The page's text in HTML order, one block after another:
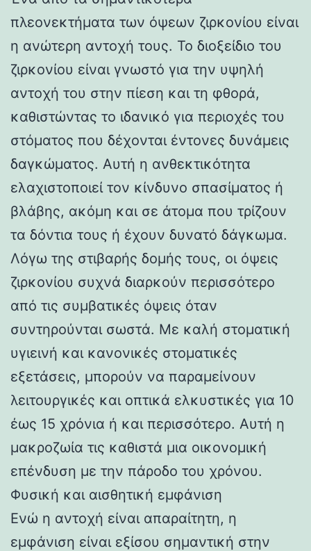
πλεονεκτήματα των όψεων ζιρκονίου είναι
η ανώτερη αντοχή τους. Το διοξείδιο του
ζιρκονίου είναι γνωστό για την υψηλή
αντοχή του στην πίεση και τη φθορά,
καθιστώντας το ιδανικό για περιοχές του
στόματος που δέχονται έντονες δυνάμεις
δαγκώματος. Αυτή η ανθεκτικότητα
ελαχιστοποιεί τον κίνδυνο σπασίματος ή
βλάβης, ακόμη και σε άτομα που τρίζουν
τα δόντια τους ή έχουν δυνατό δάγκωμα.
Λόγω της στιβαρής δομής τους, οι όψεις
ζιρκονίου συχνά διαρκούν περισσότερο
από τις συμβατικές όψεις όταν
συντηρούνται σωστά. Με καλή στοματική
υγιεινή και κανονικές στοματικές
εξετάσεις, μπορούν να παραμείνουν
λειτουργικές και οπτικά ελκυστικές για 10
έως 15 χρόνια ή και περισσότερο. Αυτή η
μακροζωία τις καθιστά μια οικονομική
επένδυση με την πάροδο του χρόνου.
Φυσική και αισθητική εμφάνιση
Ενώ η αντοχή είναι απαραίτητη, η
εμφάνιση είναι εξίσου σημαντική στην